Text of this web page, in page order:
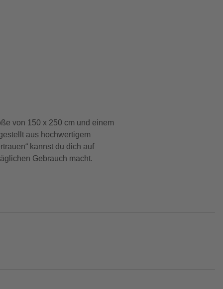
von 150 x 250 cm und einem
aus hochwertigem
kannst du dich auf
Gebrauch macht.